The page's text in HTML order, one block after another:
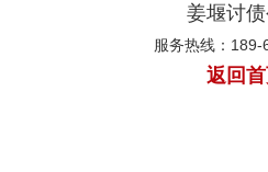
姜堰讨债
服务热线：189-
返回